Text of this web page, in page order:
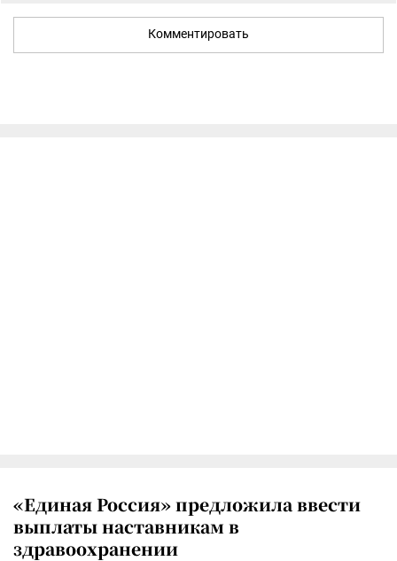
Комментировать
«Единая Россия» предложила ввести
выплаты наставникам в
здравоохранении